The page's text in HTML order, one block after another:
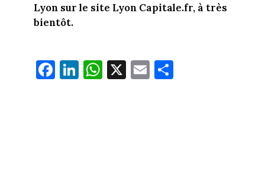
Lyon sur le site Lyon Capitale.fr, à très
bientôt.
Fa
ce
Li
nk
W
ha
X E
m
Pa
rt